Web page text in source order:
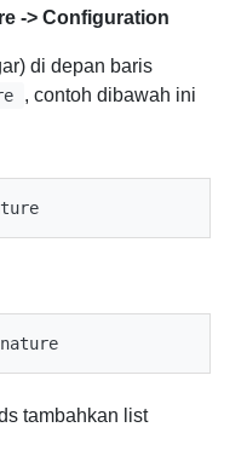
-> Configuration
di depan baris
, contoh dibawah ini
tambahkan list